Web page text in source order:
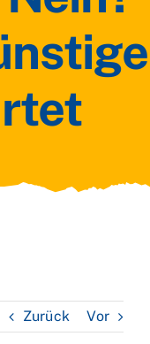
Zurück Vor